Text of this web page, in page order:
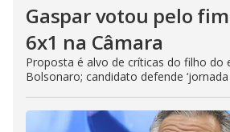
Gaspar votou pelo
6x1 na Câmara
Proposta é alvo de críticas do filho do
Bolsonaro; candidato defende ‘jornada